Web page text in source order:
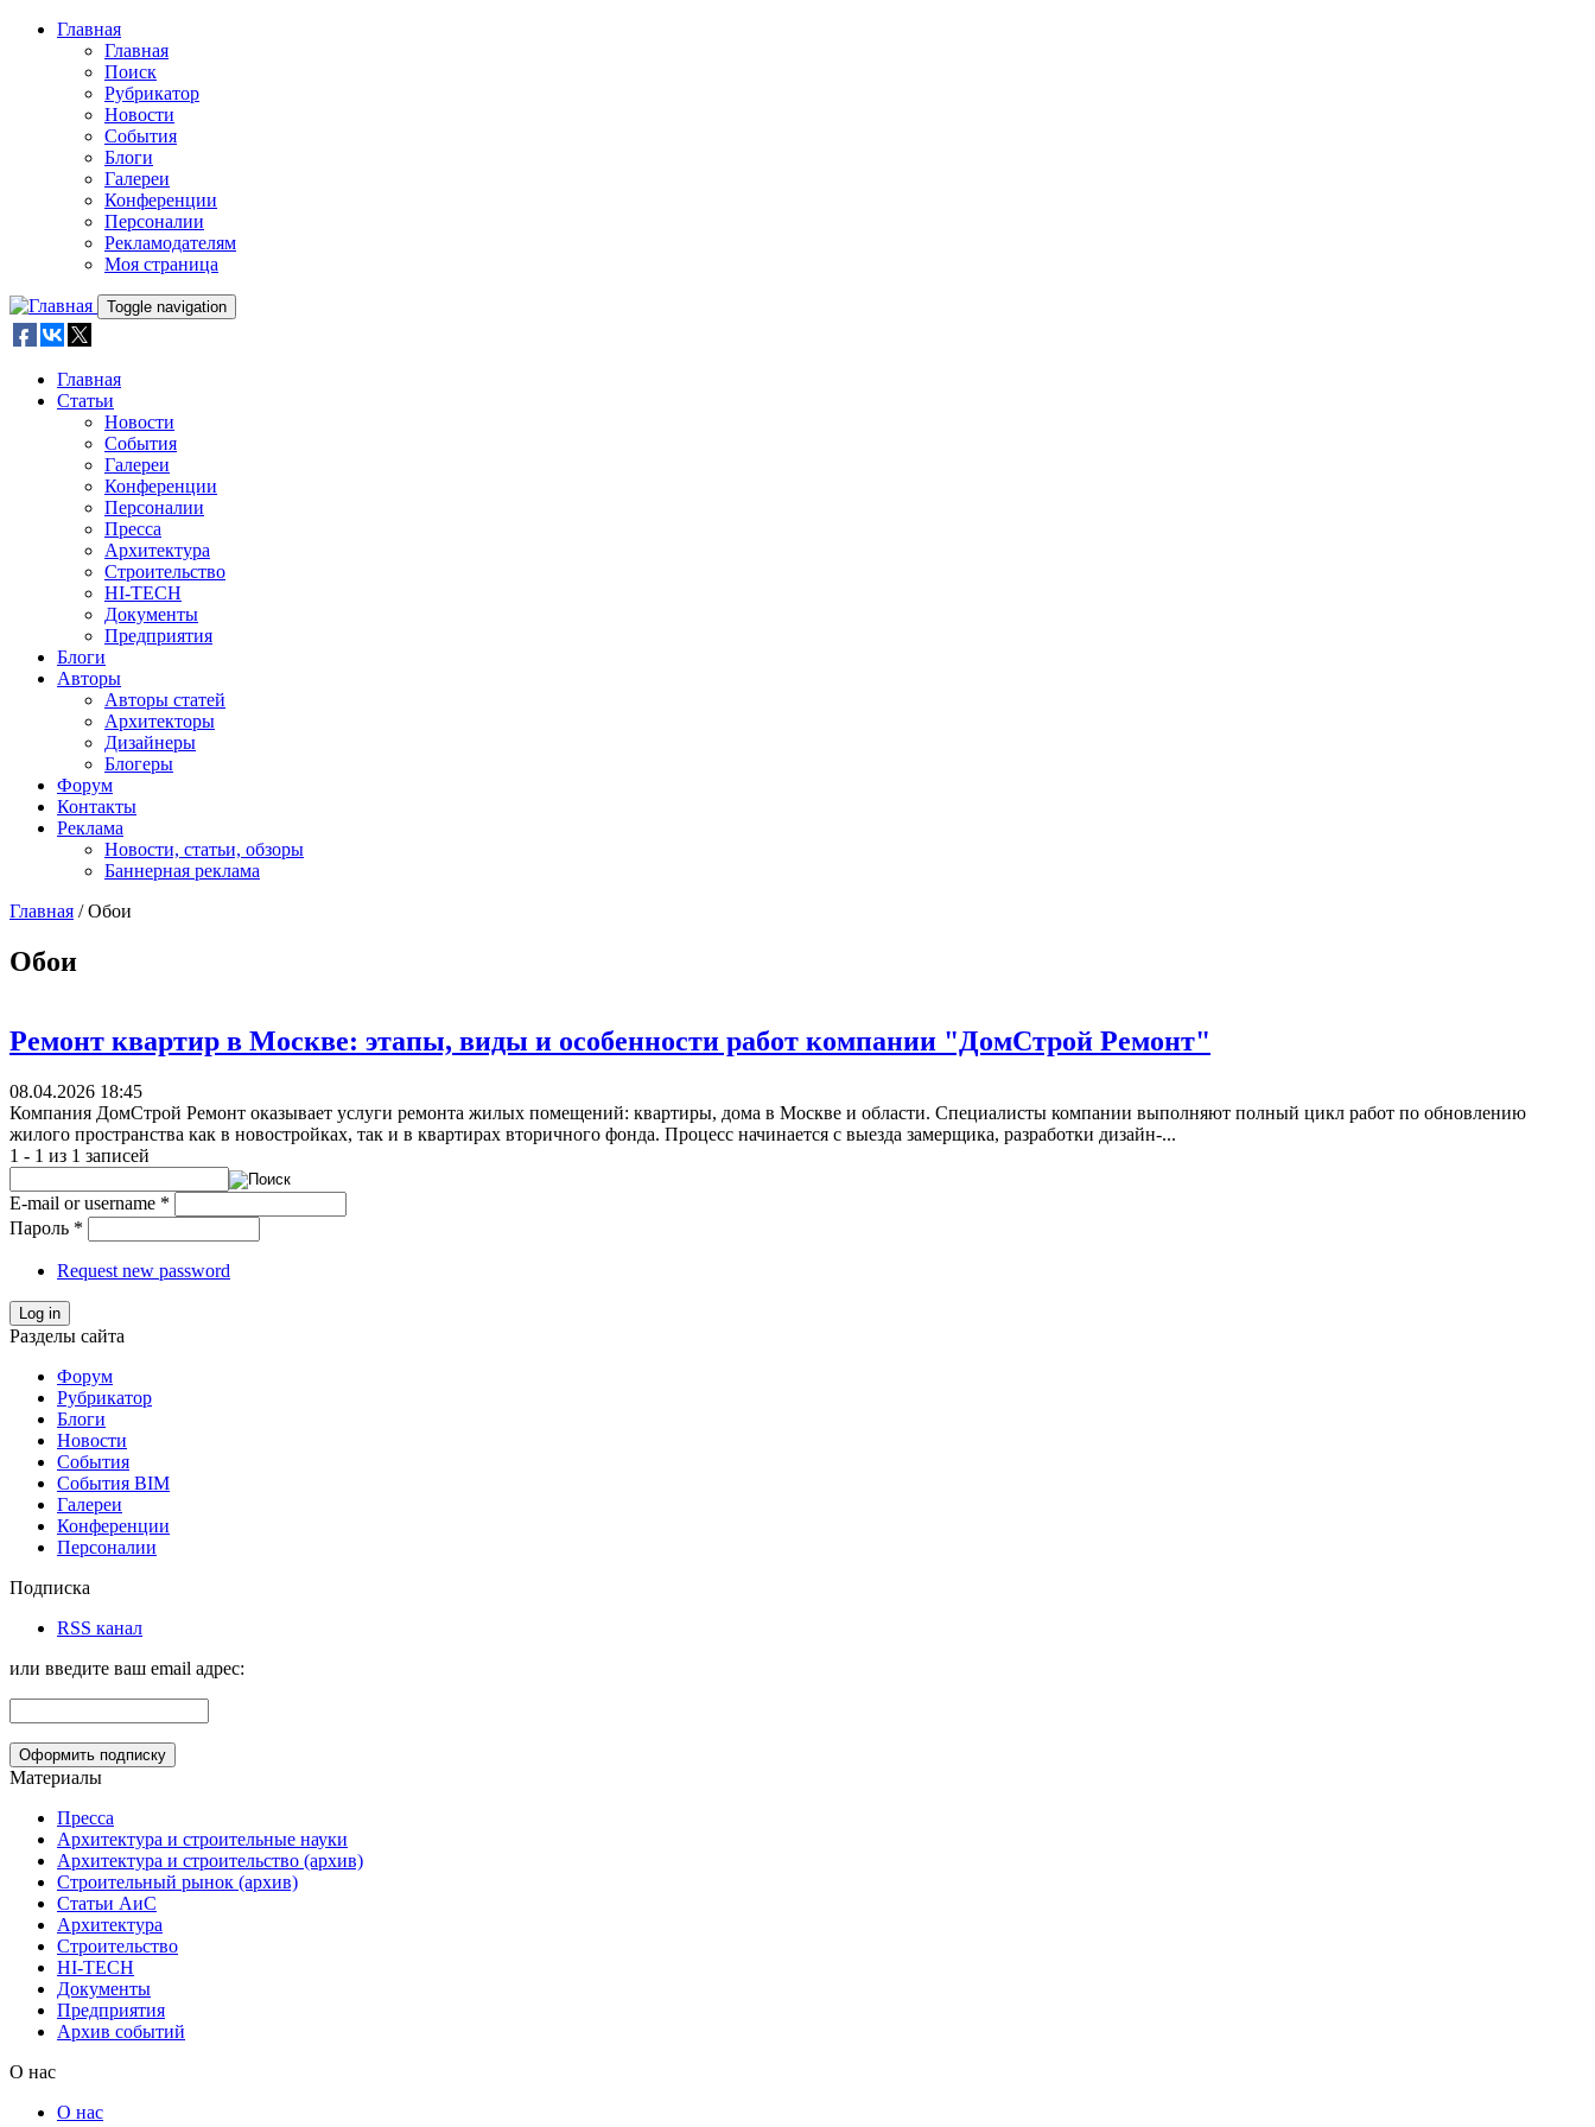
Skip to main content
Главная
Главная
Поиск
Рубрикатор
Новости
События
Блоги
Галереи
Конференции
Персоналии
Рекламодателям
Моя страница
Toggle navigation
Главная
Статьи
Новости
События
Галереи
Конференции
Персоналии
Пресса
Архитектура
Строительство
HI-TECH
Документы
Предприятия
Блоги
Авторы
Авторы статей
Архитекторы
Дизайнеры
Блогеры
Форум
Контакты
Реклама
Новости, статьи, обзоры
Баннерная реклама
Главная / Обои
Обои
Ремонт квартир в Москве: этапы, виды и особенности работ компании "ДомСтрой Ремонт"
08.04.2026 18:45
Компания ДомСтрой Ремонт оказывает услуги ремонта жилых помещений: квартиры, дома в Москве и области. Специалисты компании выполняют полный цикл работ по обновлению
жилого пространства как в новостройках, так и в квартирах вторичного фонда. Процесс начинается с выезда замерщика, разработки дизайн-...
1 - 1 из 1 записей
E-mail or username *
Пароль *
Request new password
Log in
Разделы сайта
Форум
Рубрикатор
Блоги
Новости
События
События BIM
Галереи
Конференции
Персоналии
Подписка
RSS канал
или введите ваш email адрес:
Материалы
Пресса
Архитектура и строительные науки
Архитектура и строительство (архив)
Строительный рынок (архив)
Статьи АиС
Архитектура
Строительство
HI-TECH
Документы
Предприятия
Архив событий
О нас
О нас